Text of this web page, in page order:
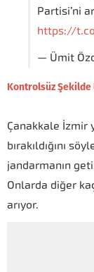
Partisi’ni
https://
— Ümit
Kontrolsüz
Çanakkale İzmir
bırakıldığını
jandarmanın
Onlarda diğer
arıyor.